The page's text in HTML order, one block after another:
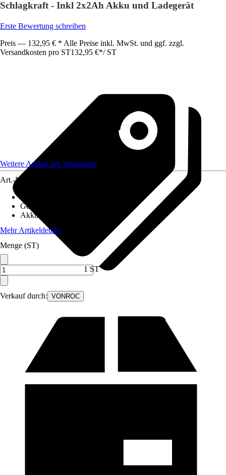
Schlagkraft - Inkl 2x2Ah Akku und Ladegerät
Erste Bewertung schreiben
Preis — 132,95 € * Alle Preise inkl. MwSt. und ggf. zzgl.
Versandkosten pro ST132,95 €*/ ST
Verkauf durch: VONROC
Weitere Artikel des Verkäufers
Art.-Nr.
Gewicht
Akkukapazität
Mehr Artikeldetails
Menge (ST)
1 ST